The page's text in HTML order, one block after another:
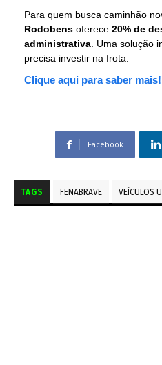
Para quem busca caminhão
Rodobens oferece 20% de
administrativa . Uma solução
precisa investir na frota.
Clique aqui para saber mais!
Facebook
TAGS FENABRAVE VEÍCULOS